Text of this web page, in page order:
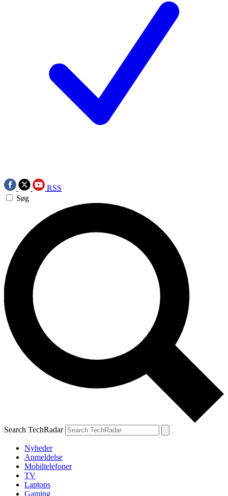
RSS
Søg
Search TechRadar
Nyheder
Anmeldelse
Mobiltelefoner
TV
Laptops
Gaming